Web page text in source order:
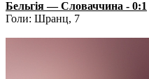
Бельгія — Словаччина - 0:1
Голи: Шранц, 7